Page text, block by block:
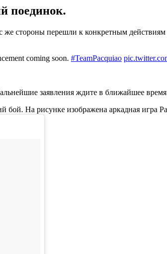
поединок.
стороны перешли к конкретным
coming soon. #TeamPacquiao
заявления ждите в ближайшее
На рисунке изображена аркадная игра